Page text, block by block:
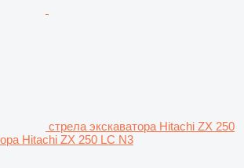
стрела экскаватора Hitachi ZX 250
Hitachi ZX 250 LC N3